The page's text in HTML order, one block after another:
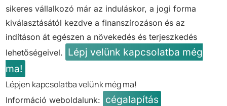
sikeres vállalkozó már az induláskor, a jogi forma
kiválasztásától kezdve a finanszírozáson és az
indításon át egészen a növekedés és terjeszkedés
lehetőségeivel. Lépj velünk kapcsolatba még
ma!
Lépjen kapcsolatba velünk még ma!
Információ weboldalunk: cégalapítás